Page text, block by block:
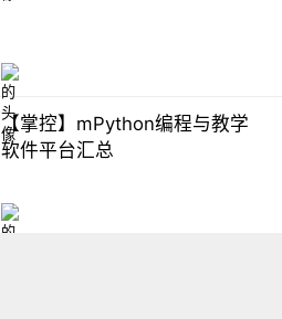
【掌控】mPython编程与教学
软件平台汇总